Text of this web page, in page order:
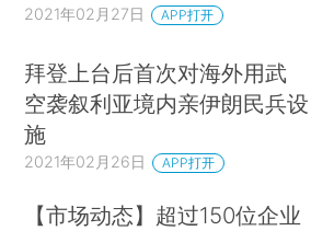
2021年02月27日 APP打开
拜登上台后首次对海外用武
空袭叙利亚境内亲伊朗民兵设
施
2021年02月26日 APP打开
【市场动态】超过150位企业